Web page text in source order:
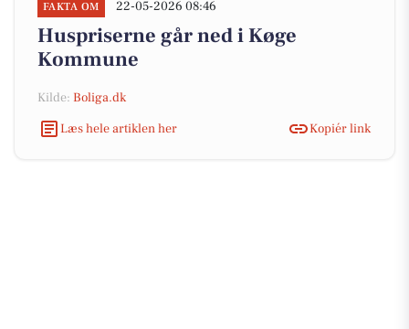
FAKTA OM 22-05-2026 08:46
Huspriserne går ned i Køge
Kommune
Kilde: Boliga.dk
Læs hele artiklen her
Kopiér link